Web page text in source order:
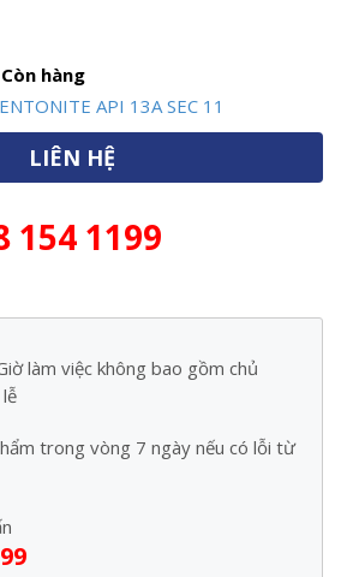
Còn hàng
API 13A SEC 11
LIÊN HỆ
154 1199
làm việc không bao gồm chủ
trong vòng 7 ngày nếu có lỗi từ